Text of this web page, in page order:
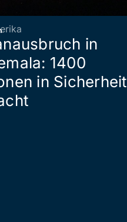
in
1400
in Sicherheit